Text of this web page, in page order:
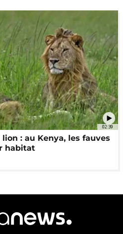
02:39
: au Kenya, les fauves
habitat